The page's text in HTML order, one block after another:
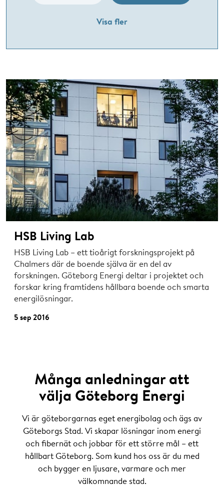
Visa fler
HSB Living Lab
HSB Living Lab – ett tioårigt forskningsprojekt på
Chalmers där de boende själva är en del av
forskningen. Göteborg Energi deltar i projektet och
forskar kring framtidens hållbara boende och smarta
energilösningar.
5 sep 2016
Många anledningar att
välja Göteborg Energi
Vi är göteborgarnas eget energibolag och ägs av
Göteborgs Stad. Vi skapar lösningar inom energi
och fibernät och jobbar för ett större mål – ett
hållbart Göteborg. Som kund hos oss är du med
och bygger en ljusare, varmare och mer
välkomnande stad.